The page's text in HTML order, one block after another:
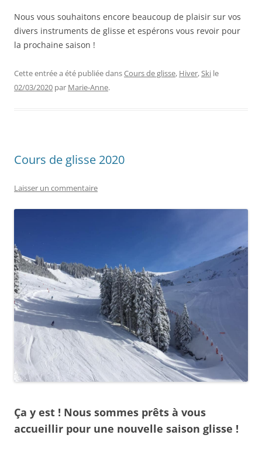
Nous vous souhaitons encore beaucoup de plaisir sur vos
divers instruments de glisse et espérons vous revoir pour
la prochaine saison !
Cette entrée a été publiée dansCours de glisse, Hiver,Ski le
02/03/2020 par Marie-Anne.
Cours de glisse 2020
Laisser un commentaire
Ça y est ! Nous sommes prêts à vous
accueillir pour une nouvelle saison glisse !